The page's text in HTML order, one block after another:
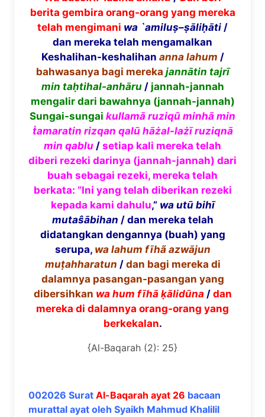
berita gembira orang-orang yang mereka
telah mengimani wa `amiluṣ–ṣāliḥāti /
dan mereka telah mengamalkan
Keshalihan-keshalihan anna lahum /
bahwasanya bagi mereka jannātin tajrī
min taḥtihal-anhāru/jannah-jannah
mengalir dari bawahnya (jannah-jannah)
Sungai-sungai kullamā ruziqū minhā min
ṫamaratin rizqan qalūhāżal-lażīruziqnā
min qablu / setiap kali mereka telah
diberi rezeki darinya (jannah-jannah) dari
buah sebagai rezeki, mereka telah
berkata: “Ini yang telah diberikan rezeki
kepada kami dahulu,” wa utūbihī
mutaŝābihan / dan mereka telah
didatangkan dengannya (buah) yang
serupa, wa lahum fīhã azwājun
muṭahharatun / dan bagi mereka di
dalamnya pasangan-pasangan yang
dibersihkan wa hum fīhā ḳālidūna/ dan
mereka di dalamnya orang-orang yang
berkekalan.
{Al-Baqarah (2): 25}
002026 Surat Al-Baqarah ayat 26 bacaan
murattal ayat oleh Syaikh Mahmud Khalilil